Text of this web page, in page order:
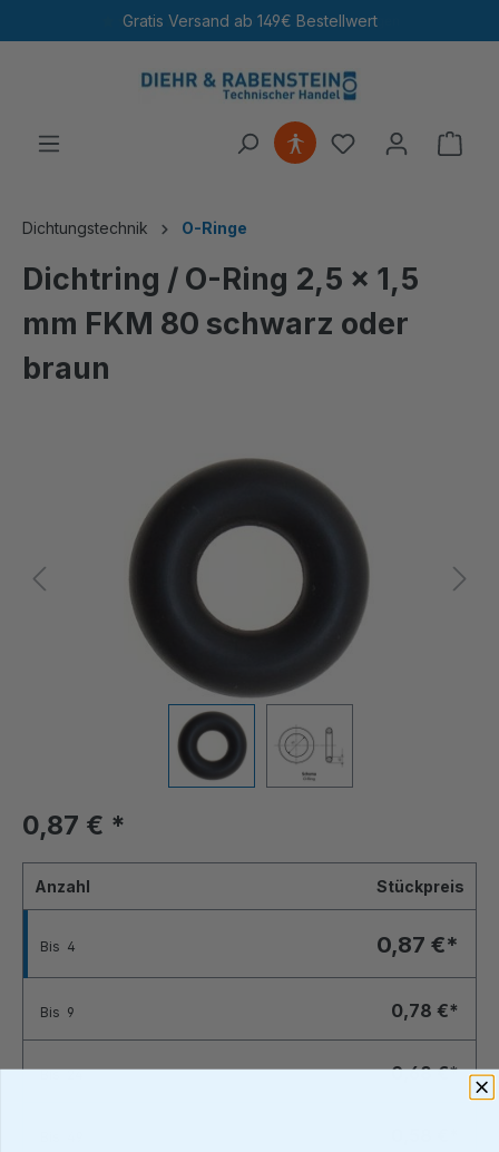
Gratis Versand ab 149€ Bestellwert
4,98 / 5,00 · 115.390 Bewertungen
Dichtungstechnik O-Ringe
Dichtring / O-Ring 2,5 x 1,5
mm FKM 80 schwarz oder
braun
Bildergalerie überspringen
0,87 € *
Anzahl Stückpreis
Bis 4 0,87 €*
Bis 9 0,78 €*
Bis 24 0,68 €*